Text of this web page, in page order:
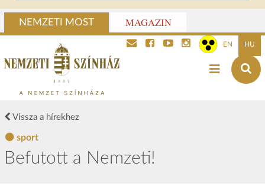
NEMZETI MOST MAGAZIN
EN HU
Vissza a hírekhez
sport
Befutott a Nemzeti!